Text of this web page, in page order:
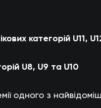
категорій U11,
U8, U9 та U10
одного з